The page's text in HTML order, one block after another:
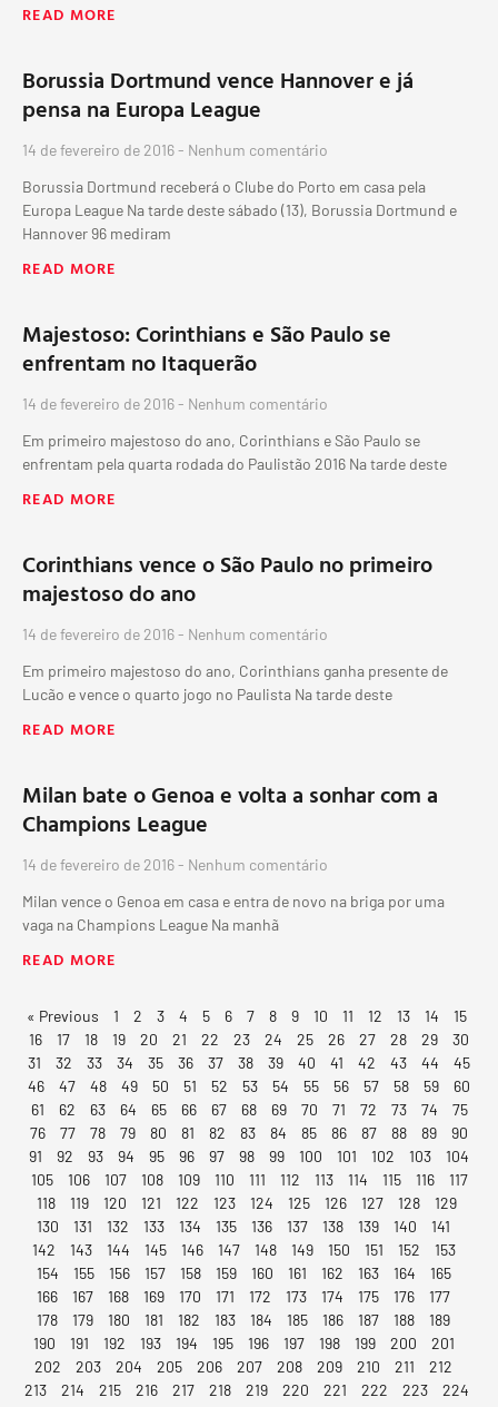
READ MORE
Borussia Dortmund vence Hannover e já
pensa na Europa League
14 de fevereiro de 2016
Nenhum comentário
Borussia Dortmund receberá o Clube do Porto em casa pela
Europa League Na tarde deste sábado (13), Borussia Dortmund e
Hannover 96 mediram
READ MORE
Majestoso: Corinthians e São Paulo se
enfrentam no Itaquerão
14 de fevereiro de 2016
Nenhum comentário
Em primeiro majestoso do ano, Corinthians e São Paulo se
enfrentam pela quarta rodada do Paulistão 2016 Na tarde deste
READ MORE
Corinthians vence o São Paulo no primeiro
majestoso do ano
14 de fevereiro de 2016
Nenhum comentário
Em primeiro majestoso do ano, Corinthians ganha presente de
Lucão e vence o quarto jogo no Paulista Na tarde deste
READ MORE
Milan bate o Genoa e volta a sonhar com a
Champions League
14 de fevereiro de 2016
Nenhum comentário
Milan vence o Genoa em casa e entra de novo na briga por uma
vaga na Champions League Na manhã
READ MORE
« Previous 1 2 3 4 5 6 7 8 9 10 11 12 13 14
15
16
17 18 19 20 21 22 23 24 25 26 27 28 29
30
31
32 33 34 35 36 37 38 39 40 41 42 43 44
45
46
47 48 49 50 51 52 53 54 55 56 57 58 59
60
61
62 63 64 65 66 67 68 69 70 71 72 73 74
75
76
77 78 79 80 81 82 83 84 85 86 87 88 89
90
91
92 93 94 95 96 97 98 99 100 101 102 103
104
105
106 107 108 109 110 111 112 113 114 115 116
117
118
119 120 121 122 123 124 125 126 127 128
129
130
131 132 133 134 135 136 137 138 139 140
141
142
143 144 145 146 147 148 149 150 151 152
153
154
155 156 157 158 159 160 161 162 163 164
165
166
167 168 169 170 171 172 173 174 175 176
177
178
179 180 181 182 183 184 185 186 187 188
189
190
191 192 193 194 195 196 197 198 199 200
201
202
203 204 205 206 207 208 209 210 211
212
213
214 215 216 217 218 219 220 221 222 223
224